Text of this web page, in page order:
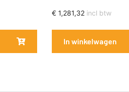
€ 1,281,32 incl btw
In winkelwagen